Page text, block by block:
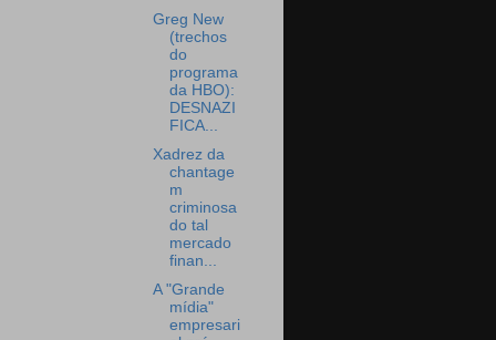
Greg New
(trechos
do
programa
da HBO):
DESNAZI
FICA...
Xadrez da
chantage
m
criminosa
do tal
mercado
finan...
A "Grande
mídia"
empresari